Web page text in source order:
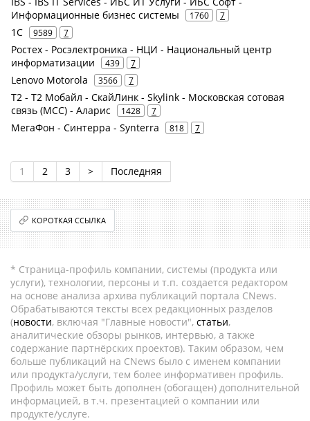
Информационные бизнес системы
1760 7
1С 9589 7
Ростех - Росэлектроника - НЦИ - Национальный центр
информатизации
439 7
Lenovo Motorola 3566 7
Т2 - Т2 Мобайл - СкайЛинк - Skylink - Московская сотовая
связь (МСС) - Аларис
1428 7
МегаФон - Синтерра - Synterra 818 7
1 2 3 > Последняя
КОРОТКАЯ ССЫЛКА
* Страница-профиль компании, системы (продукта или
услуги), технологии, персоны и т.п. создается редактором
на основе анализа архива публикаций портала CNews.
Обрабатываются тексты всех редакционных разделов
(новости, включая "Главные новости", статьи,
аналитические обзоры рынков, интервью, а также
содержание партнёрских проектов). Таким образом, чем
больше публикаций на CNews было с именем компании
или продукта/услуги, тем более информативен профиль.
Профиль может быть дополнен (обогащен) дополнительной
информацией, в т.ч. презентацией о компании или
продукте/услуге.